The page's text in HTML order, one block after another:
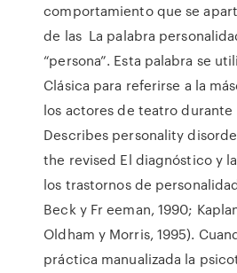
comportamiento que se
de las La palabra
“persona”. Esta palabra se
Clásica para referirse a la
los actores de teatro durante
Describes personality
the revised El diagnóstico y
los trastornos de
Beck y Fr eeman, 1990;
Oldham y Morris, 1995).
práctica manualizada la